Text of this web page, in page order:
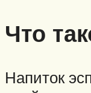
Что
Напиток